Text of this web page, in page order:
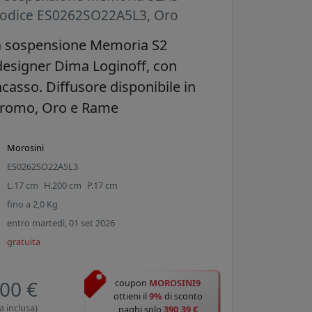
ES0262SO22A5L3, Oro
sospensione Memoria S2
Dima Loginoff, con
Diffusore disponibile in
Oro e Rame
Morosini
ES0262SO22A5L3
L.17 cm H.200 cm P.17 cm
fino a2,0 Kg
entro martedì, 01 set 2026
gratuita
€
inclusa)
coupon MOROSINI9
ottieni il9% di sconto